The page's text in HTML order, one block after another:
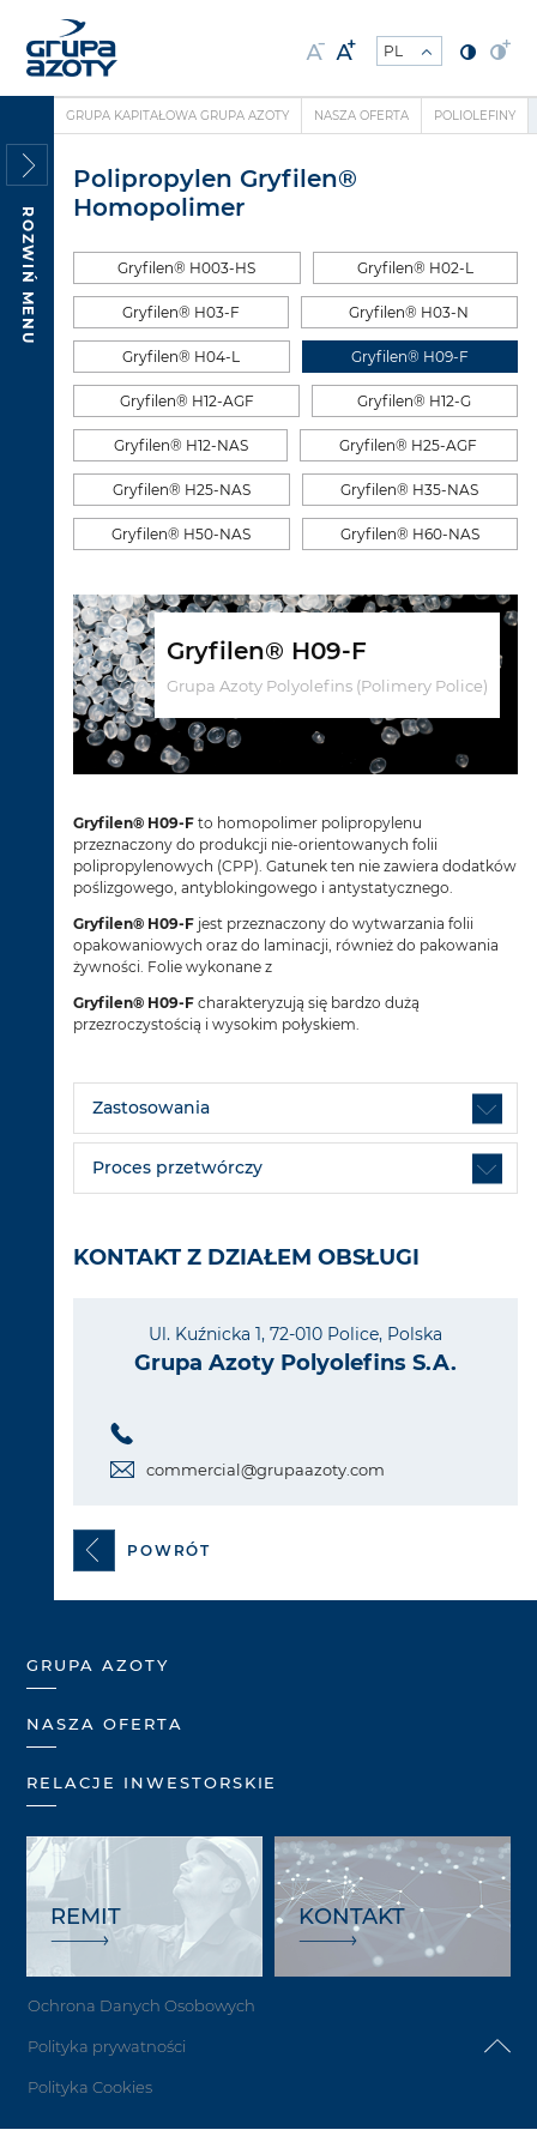
ROZWIŃ MENU
GRUPA KAPITAŁOWA GRUPA AZOTY NASZA OFERTA POLIOLEFINY
Polipropylen Gryfilen®
Homopolimer
Gryfilen® H003-HS Gryfilen® H02-L
Gryfilen® H03-F Gryfilen® H03-N
Gryfilen® H04-L Gryfilen® H09-F
Gryfilen® H12-AGF Gryfilen® H12-G
Gryfilen® H12-NAS Gryfilen® H25-AGF
Gryfilen® H25-NAS Gryfilen® H35-NAS
Gryfilen® H50-NAS Gryfilen® H60-NAS
Gryfilen® H09-F
Grupa Azoty Polyolefins (Polimery Police)
Gryfilen® H09-Fto homopolimer polipropylenu
przeznaczony do produkcji nie-orientowanych folii
polipropylenowych (CPP). Gatunek ten nie zawiera dodatków
poślizgowego, antyblokingowego i antystatycznego.
Gryfilen® H09-F jest przeznaczony do wytwarzania folii
opakowaniowych oraz do laminacji, również do pakowania
żywności. Folie wykonane z
Gryfilen® H09-Fcharakteryzują się bardzo dużą
przezroczystością i wysokim połyskiem.
Zastosowania
Proces przetwórczy
KONTAKT Z DZIAŁEM OBSŁUGI
Ul. Kuźnicka 1, 72-010 Police, Polska
Grupa Azoty Polyolefins S.A.
commercial@grupaazoty.com
POWRÓT
GRUPA AZOTY
NASZA OFERTA
RELACJE INWESTORSKIE
REMIT KONTAKT
Ochrona Danych Osobowych
Polityka prywatności
Polityka Cookies